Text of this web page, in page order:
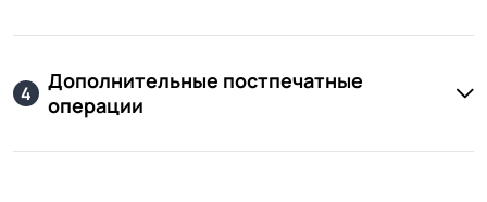
4
Дополнительные постпечатные
операции